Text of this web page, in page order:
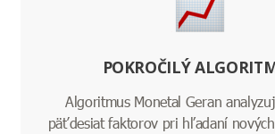
POKROČILÝ
Algoritmus Monetal Geran
päťdesiat faktorov pri hľadaní